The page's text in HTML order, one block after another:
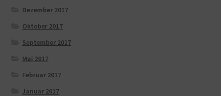
Dezember 2017
Oktober 2017
September 2017
Mai 2017
Februar 2017
Januar 2017